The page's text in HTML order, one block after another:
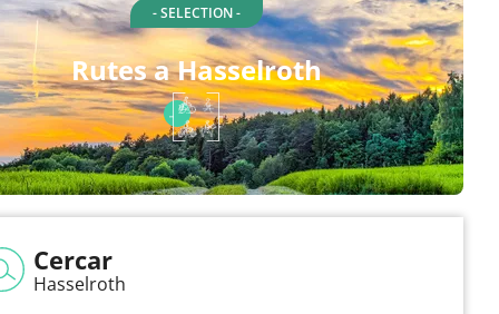
- SELECTION -
Rutes a Hasselroth
Cercar
Hasselroth